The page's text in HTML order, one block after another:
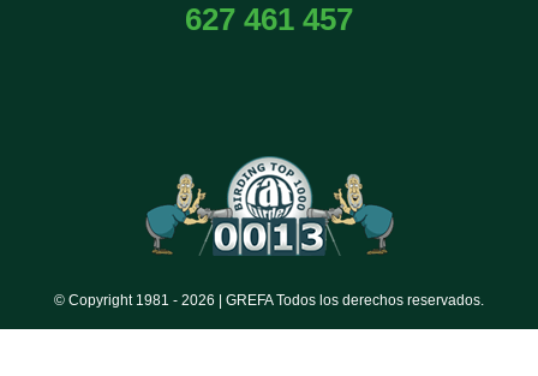
627 461 457
© Copyright 1981 - 2026 | GREFA Todos los derechos reservados.